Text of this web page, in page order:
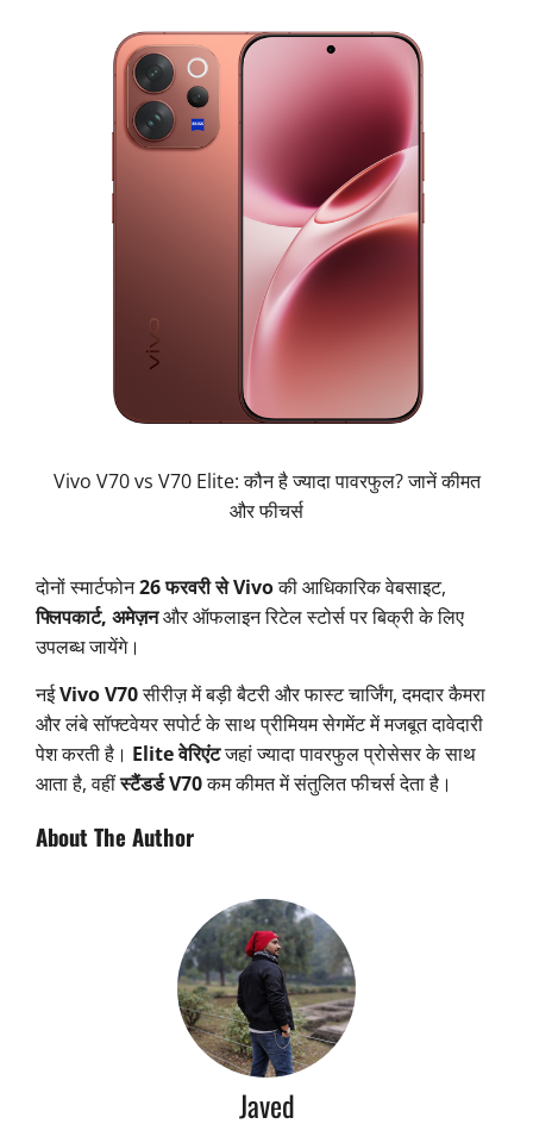
Vivo V70 vs V70 Elite: कौन है ज्यादा पावरफुल? जानें कीमत
और फीचर्स
दोनों स्मार्टफोन26 फरवरी से Vivoकी आधिकारिक वेबसाइट,
फ्लिपकार्ट, अमेज़नऔर ऑफलाइन रिटेल स्टोर्स पर बिक्री के लिए
उपलब्ध जायेंगे।
नईVivo V70सीरीज़ में बड़ी बैटरी और फास्ट चार्जिंग, दमदार कैमरा
और लंबे सॉफ्टवेयर सपोर्ट के साथ प्रीमियम सेगमेंट में मजबूत दावेदारी
पेश करती है। Elite वेरिएंटजहां ज्यादा पावरफुल प्रोसेसर के साथ
आता है, वहींस्टैंडर्ड V70कम कीमत में संतुलित फीचर्स देता है।
About The Author
Javed